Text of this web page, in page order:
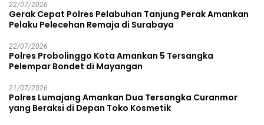
22/07/2026
Gerak Cepat Polres Pelabuhan Tanjung Perak Amankan
Pelaku Pelecehan Remaja di Surabaya
22/07/2026
Polres Probolinggo Kota Amankan 5 Tersangka
Pelempar Bondet di Mayangan
21/07/2026
Polres Lumajang Amankan Dua Tersangka Curanmor
yang Beraksi di Depan Toko Kosmetik